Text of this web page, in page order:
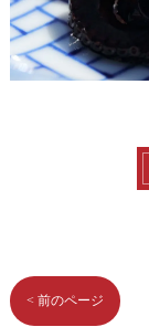
< 前のページ